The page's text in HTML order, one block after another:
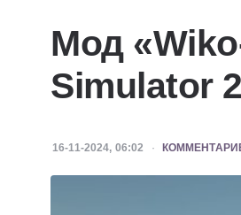
Мод
Simulator
16-11-2024, 06:02